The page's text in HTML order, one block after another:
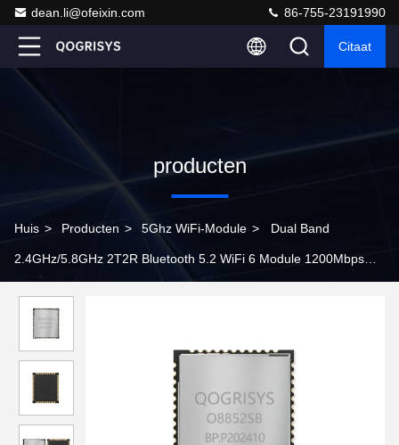
dean.li@ofeixin.com 86-755-23191990
Citaat
producten
Huis > Producten > 5Ghz WiFi-Module > Dual Band
2.4GHz/5.8GHz 2T2R Bluetooth 5.2 WiFi 6 Module 1200Mbps